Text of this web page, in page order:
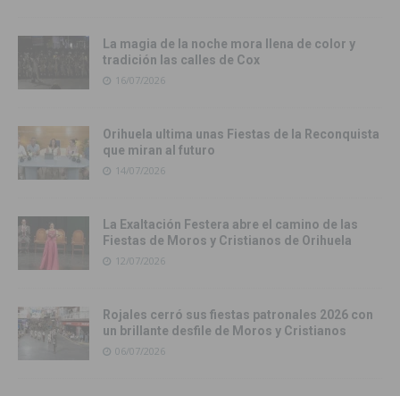
La magia de la noche mora llena de color y
tradición las calles de Cox
16/07/2026
Orihuela ultima unas Fiestas de la Reconquista
que miran al futuro
14/07/2026
La Exaltación Festera abre el camino de las
Fiestas de Moros y Cristianos de Orihuela
12/07/2026
Rojales cerró sus fiestas patronales 2026 con
un brillante desfile de Moros y Cristianos
06/07/2026